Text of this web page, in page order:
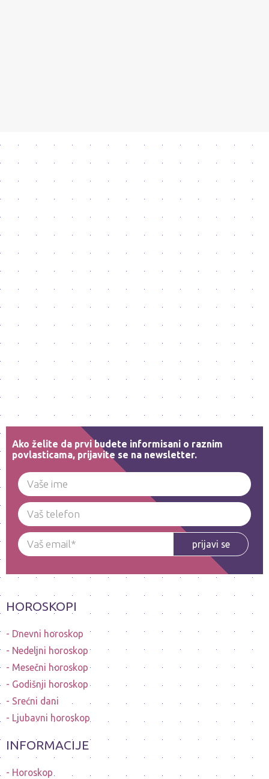
Ako želite da prvi budete informisani o raznim
povlasticama, prijavite se na newsletter.
prijavi se
HOROSKOPI
Dnevni horoskop
Nedeljni horoskop
Mesečni horoskop
Godišnji horoskop
Srećni dani
Ljubavni horoskop
INFORMACIJE
Horoskop